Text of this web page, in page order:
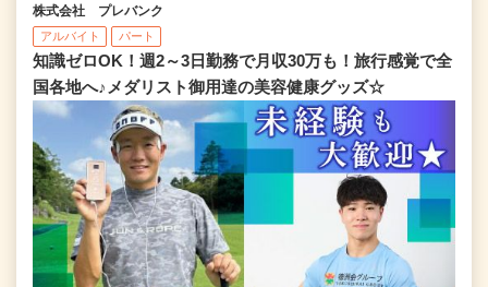
株式会社 プレバンク
アルバイト パート
知識ゼロOK！週2～3日勤務で月収30万も！旅行感覚で全
国各地へ♪メダリスト御用達の美容健康グッズ☆